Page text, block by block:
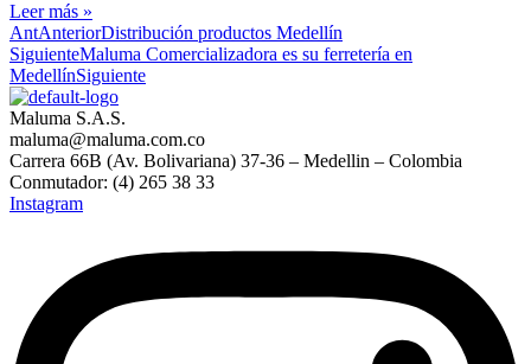
Leer más »
AntAnteriorDistribución productos Medellín
SiguienteMaluma Comercializadora es su ferretería en
MedellínSiguiente
Maluma S.A.S.
maluma@maluma.com.co
Carrera 66B (Av. Bolivariana) 37-36 – Medellin – Colombia
Conmutador: (4) 265 38 33
Instagram